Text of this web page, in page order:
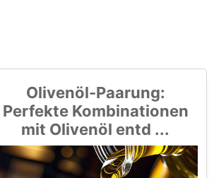
Olivenöl-Paarung:
Perfekte Kombinationen
mit Olivenöl entd ...